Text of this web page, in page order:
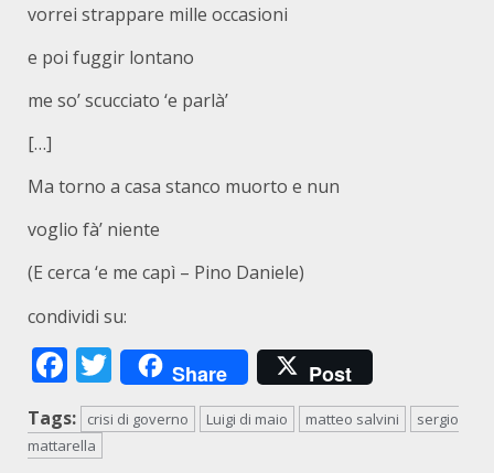
vorrei strappare mille occasioni
e poi fuggir lontano
me so’ scucciato ‘e parlà’
[…]
Ma torno a casa stanco muorto e nun
voglio fà’ niente
(E cerca ‘e me capì – Pino Daniele)
condividi su:
Facebook
Twitter
Share Post
Tags: crisi di governo Luigi di maio matteo salvini
sergio
mattarella